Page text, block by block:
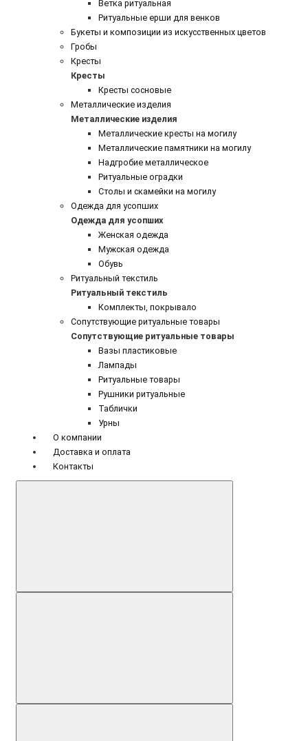
Ветка ритуальная
Ритуальные ерши для венков
Букеты и композиции из искусственных цветов
Гробы
Кресты
Кресты
Кресты сосновые
Металлические изделия
Металлические изделия
Металлические кресты на могилу
Металлические памятники на могилу
Надгробие металлическое
Ритуальные оградки
Столы и скамейки на могилу
Одежда для усопших
Одежда для усопших
Женская одежда
Мужская одежда
Обувь
Ритуальный текстиль
Ритуальный текстиль
Комплекты, покрывало
Сопутствующие ритуальные товары
Сопутствующие ритуальные товары
Вазы пластиковые
Лампады
Ритуальные товары
Рушники ритуальные
Таблички
Урны
О компании
Доставка и оплата
Контакты